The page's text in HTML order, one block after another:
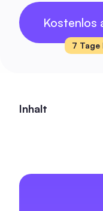
Kostenlos
7
Inhalt